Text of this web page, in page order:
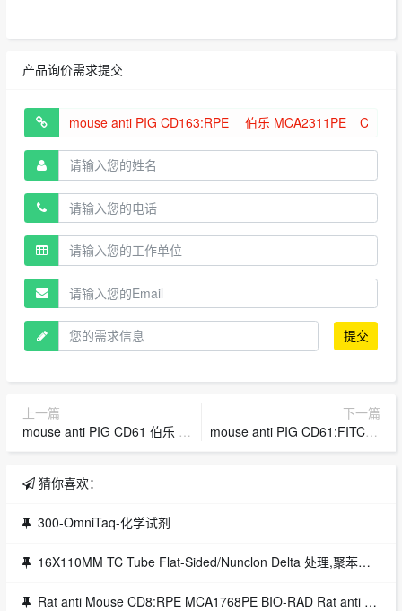
产品询价需求提交
提交
上一篇
mouse anti PIG CD61 伯乐 抗体
下一篇
mouse anti PIG CD61:FITC 伯乐 抗体
猜你喜欢：
300-OmniTaq-化学试剂
16X110MM TC Tube Flat-Sided/Nunclon Delta 处理,聚苯乙烯培养管，聚乙烯 瓶盖，已灭菌，形状，平底，瓶盖类型，螺旋纹 16X110MM TC Tube Flat-Sided/Nunclon Delta 处理,聚苯乙烯
Rat anti Mouse CD8:RPE MCA1768PE BIO-RAD Rat anti Mouse CD8:RPE